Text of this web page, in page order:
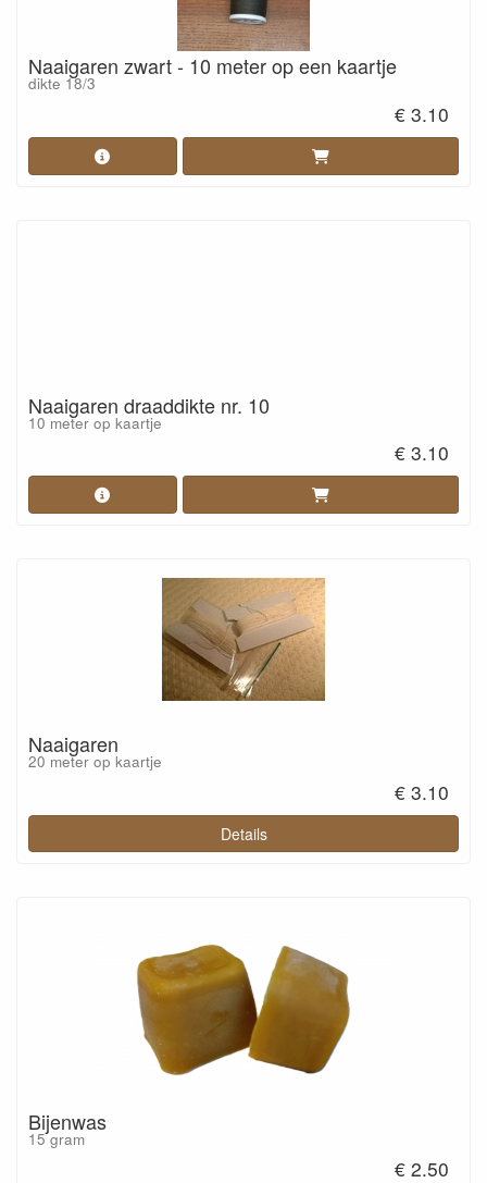
Naaigaren zwart - 10 meter op een kaartje
dikte 18/3
€ 3.10
Naaigaren draaddikte nr. 10
10 meter op kaartje
€ 3.10
Naaigaren
20 meter op kaartje
€ 3.10
Details
Bijenwas
15 gram
€ 2.50